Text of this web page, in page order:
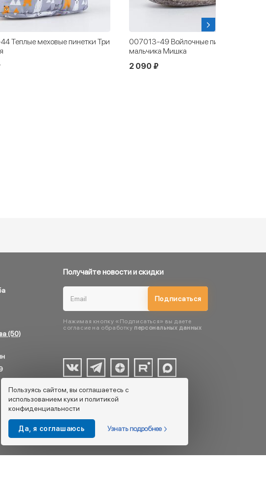
Теплые меховые пинетки Три
007013-49 Войлочные пинетки для
мальчика Мишка
2 090 ₽
(50)
Получайте новости и скидки
Подписаться
Нажимая кнопку «Подписаться» вы даете
согласие на обработку персональных данных
Пользуясь сайтом, вы соглашаетесь с
использованием куки и политикой
конфиденциальности
Да, я соглашаюсь Узнать подробнее